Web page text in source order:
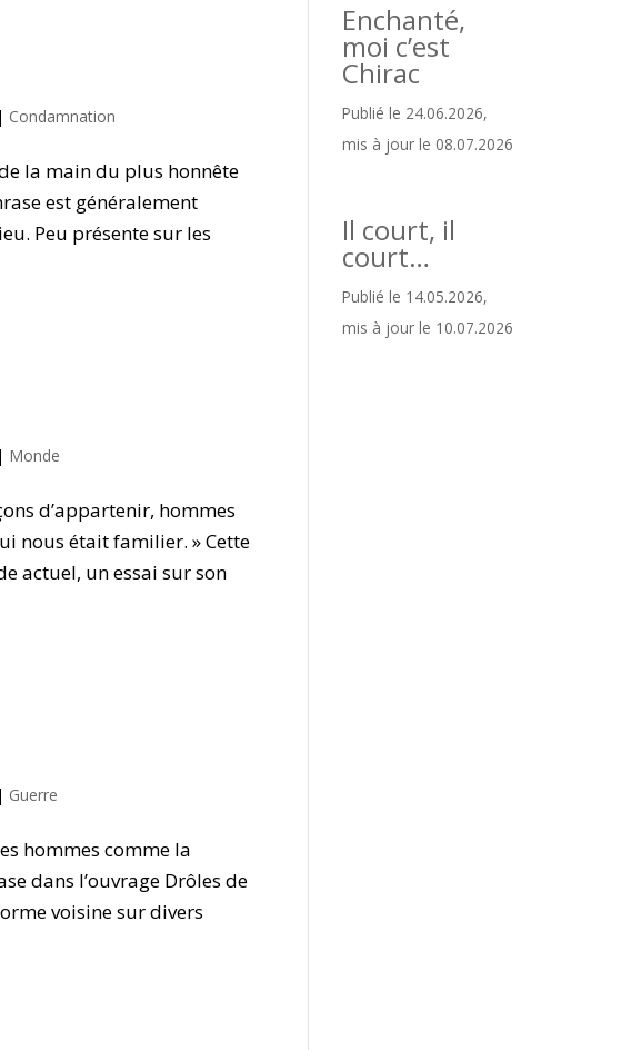
| Condamnation
la main du plus honnête
est généralement
Peu présente sur les
| Monde
d’appartenir, hommes
nous était familier. » Cette
actuel, un essai sur son
| Guerre
hommes comme la
dans l’ouvrage Drôles de
voisine sur divers
Enchanté,
moi c’est
Chirac
Publié le 24.06.2026,
mis à jour le 08.07.2026
Il court, il
court…
Publié le 14.05.2026,
mis à jour le 10.07.2026